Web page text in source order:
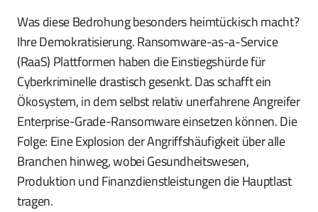
Was diese Bedrohung besonders heimtückisch macht?
Ihre Demokratisierung. Ransomware-as-a-Service
(RaaS) Plattformen haben die Einstiegshürde für
Cyberkriminelle drastisch gesenkt. Das schafft ein
Ökosystem, in dem selbst relativ unerfahrene Angreifer
Enterprise-Grade-Ransomware einsetzen können. Die
Folge: Eine Explosion der Angriffshäufigkeit über alle
Branchen hinweg, wobei Gesundheitswesen,
Produktion und Finanzdienstleistungen die Hauptlast
tragen.